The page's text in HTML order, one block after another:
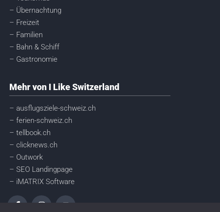
– Übernachtung
– Freizeit
– Familien
– Bahn & Schiff
– Gastronomie
Mehr von I Like Switzerland
– ausflugsziele-schweiz.ch
– ferien-schweiz.ch
– tellbook.ch
– clicknews.ch
– Outwork
– SEO Landingpage
– iMATRIX Software